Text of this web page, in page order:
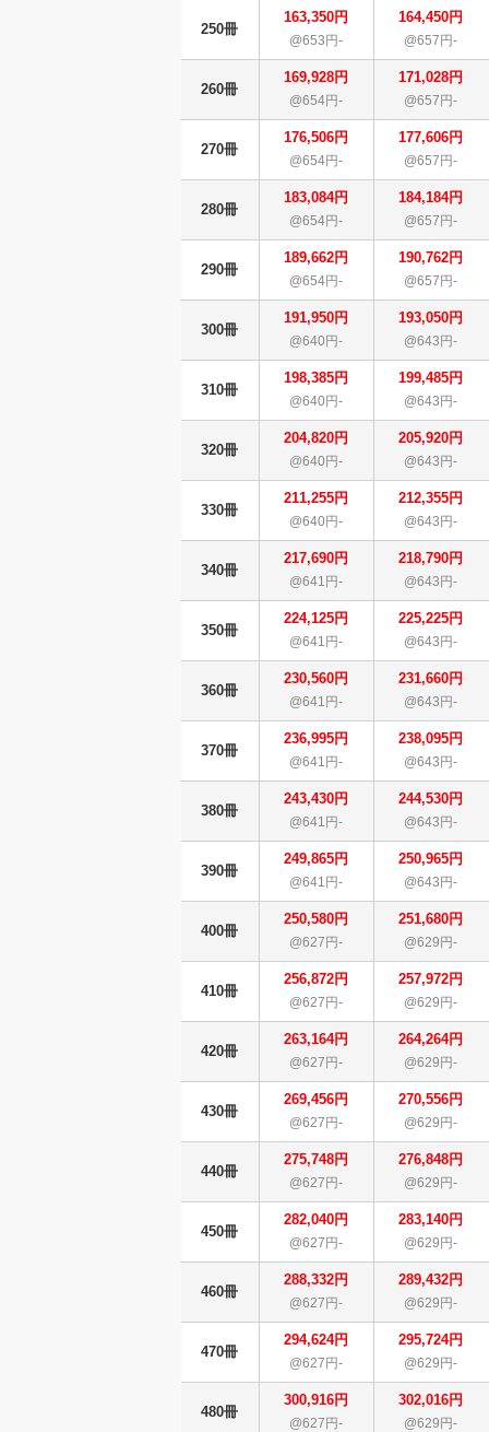
250冊
163,350円
@653円-
164,450円
@657円-
260冊
169,928円
@654円-
171,028円
@657円-
270冊
176,506円
@654円-
177,606円
@657円-
280冊
183,084円
@654円-
184,184円
@657円-
290冊
189,662円
@654円-
190,762円
@657円-
300冊
191,950円
@640円-
193,050円
@643円-
310冊
198,385円
@640円-
199,485円
@643円-
320冊
204,820円
@640円-
205,920円
@643円-
330冊
211,255円
@640円-
212,355円
@643円-
340冊
217,690円
@641円-
218,790円
@643円-
350冊
224,125円
@641円-
225,225円
@643円-
360冊
230,560円
@641円-
231,660円
@643円-
370冊
236,995円
@641円-
238,095円
@643円-
380冊
243,430円
@641円-
244,530円
@643円-
390冊
249,865円
@641円-
250,965円
@643円-
400冊
250,580円
@627円-
251,680円
@629円-
410冊
256,872円
@627円-
257,972円
@629円-
420冊
263,164円
@627円-
264,264円
@629円-
430冊
269,456円
@627円-
270,556円
@629円-
440冊
275,748円
@627円-
276,848円
@629円-
450冊
282,040円
@627円-
283,140円
@629円-
460冊
288,332円
@627円-
289,432円
@629円-
470冊
294,624円
@627円-
295,724円
@629円-
480冊
300,916円
@627円-
302,016円
@629円-